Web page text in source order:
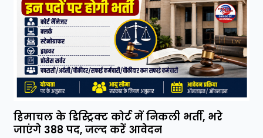
हिमाचल के डिस्ट्रिक्ट कोर्ट में निकली भर्ती, भरे
जाएंगे 388 पद, जल्द करें आवेदन